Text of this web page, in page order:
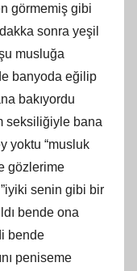
görmemiş gibi
sonra yeşil
musluğa
banyoda eğilip
bakıyordu
seksiliğiyle bana
yoktu “musluk
gözlerime
senin gibi bir
bende ona
bende
peniseme